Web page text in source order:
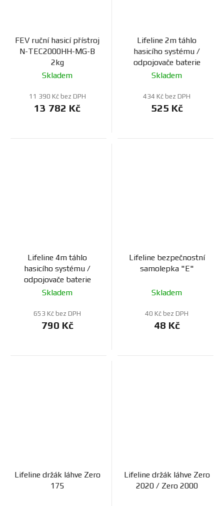
FEV ruční hasicí přístroj
N-TEC2000HH-MG-B
2kg
Skladem
11 390 Kč bez DPH
13 782 Kč
Lifeline 2m táhlo
hasicího systému /
odpojovače baterie
Skladem
434 Kč bez DPH
525 Kč
Lifeline 4m táhlo
hasicího systému /
odpojovače baterie
Skladem
653 Kč bez DPH
790 Kč
Lifeline bezpečnostní
samolepka "E"
Skladem
40 Kč bez DPH
48 Kč
Lifeline držák láhve Zero
175
Lifeline držák láhve Zero
2020 / Zero 2000